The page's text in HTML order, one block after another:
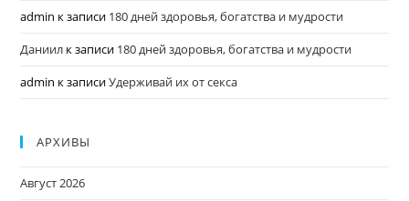
admin к записи 180 дней здоровья, богатства и мудрости
Даниил к записи 180 дней здоровья, богатства и мудрости
admin к записиУдерживай их от секса
АРХИВЫ
Август 2026